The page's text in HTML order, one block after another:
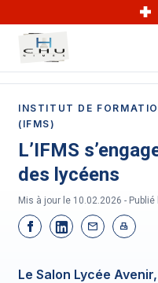
INSTITUT DE
(IFMS)
L’IFMS
des lycéens
Mis à jour le 10.02.2026 - Publié
Le Salon Lycée